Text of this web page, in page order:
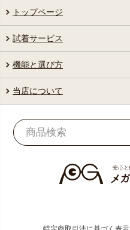
トップページ
試着サービス
機能と選び方
当店について